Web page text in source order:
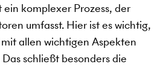
komplexer Prozess, der
umfasst. Hier ist es wichtig,
allen wichtigen Aspekten
schließt besonders die